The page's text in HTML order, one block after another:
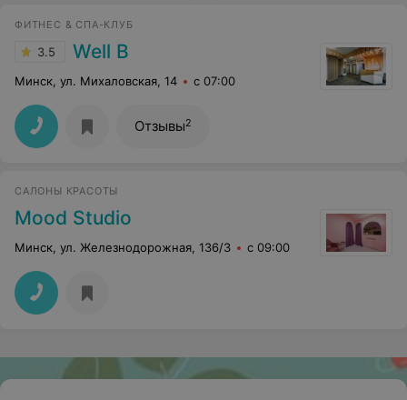
ФИТНЕС & СПА-КЛУБ
3.5 Well B
Минск, ул. Михаловская, 14 с 07:00
Отзывы2
САЛОНЫ КРАСОТЫ
Mood Studio
Минск, ул. Железнодорожная, 136/3 с 09:00